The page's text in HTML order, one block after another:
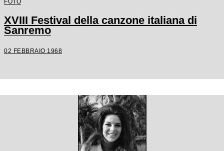
XVIII Festival della canzone italiana di
Sanremo
02 FEBBRAIO 1968